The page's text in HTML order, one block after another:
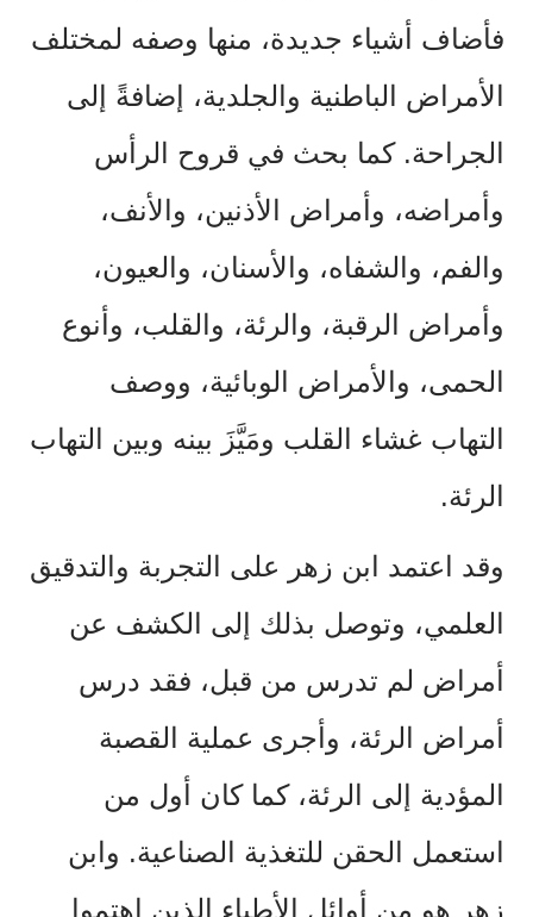
فأضاف أشياء جديدة، منها وصفه لمختلف
الأمراض الباطنية والجلدية، إضافةً إلى
الجراحة. كما بحث في قروح الرأس
وأمراضه، وأمراض الأذنين، والأنف،
والفم، والشفاه، والأسنان، والعيون،
وأمراض الرقبة، والرئة، والقلب، وأنوع
الحمى، والأمراض الوبائية، ووصف
التهاب غشاء القلب ومَيَّزَ بينه وبين التهاب
الرئة.
وقد اعتمد ابن زهر على التجربة والتدقيق
العلمي، وتوصل بذلك إلى الكشف عن
أمراض لم تدرس من قبل، فقد درس
أمراض الرئة، وأجرى عملية القصبة
المؤدية إلى الرئة، كما كان أول من
استعمل الحقن للتغذية الصناعية. وابن
زهر هو من أوائل الأطباء الذين اهتموا